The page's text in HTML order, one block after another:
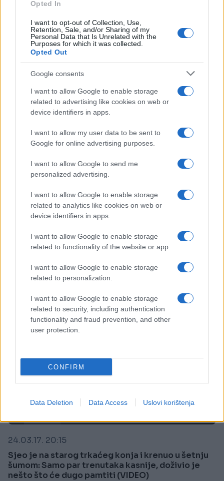
Opted In
I want to opt-out of Collection, Use,
Retention, Sale, and/or Sharing of my
Personal Data that Is Unrelated with the
Purposes for which it was collected.
Opted Out
Google consents
I want to allow Google to enable storage
related to advertising like cookies on web or
device identifiers in apps.
I want to allow my user data to be sent to
Google for online advertising purposes.
I want to allow Google to send me
personalized advertising.
I want to allow Google to enable storage
related to analytics like cookies on web or
device identifiers in apps.
I want to allow Google to enable storage
related to functionality of the website or app.
I want to allow Google to enable storage
related to personalization.
I want to allow Google to enable storage
related to security, including authentication
functionality and fraud prevention, and other
user protection.
CONFIRM
Data Deletion Data Access Uslovi korištenja
'Ispunila si mi želju iz 7. razreda!'
Saznaj više
31.03.17. 21:01
nastale su ove moćne fotografije
24.03.17. 20:15
Sjeo je na starog trkaćeg konja i krenuo u šetnju
šumom: Samo par trenutaka kasnije, doživio je
nešto što će dugo pamtiti (VIDEO)